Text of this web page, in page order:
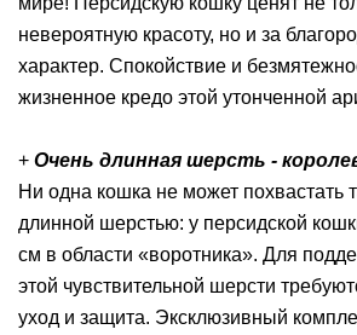
невероятную красоту, но и за
характер. Спокойствие и
жизненное кредо этой утонченной
+ Очень длинная шерсть -
Ни одна кошка не может похвастать
длинной шерстью: у персидской
см в области «воротника». Для
этой чувствительной шерсти
уход и защита. Эксклюзивный